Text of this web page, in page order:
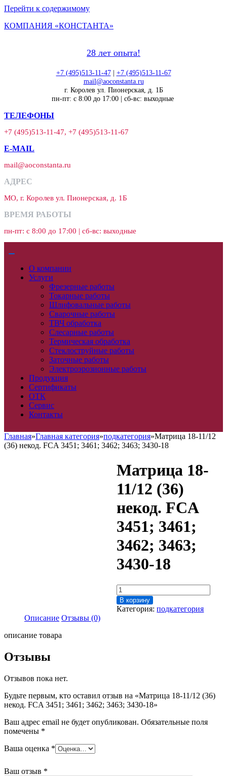
Перейти к содержимому
КОМПАНИЯ «КОНСТАНТА»
28 лет опыта!
+7 (495)513-11-47| +7 (495)513-11-67
mail@aoconstanta.ru
г. Королев ул. Пионерская, д. 1Б
пн-пт: с 8:00 до 17:00 | сб-вс: выходные
ТЕЛЕФОНЫ
+7 (495)513-11-47, +7 (495)513-11-67
E-MAIL
mail@aoconstanta.ru
АДРЕС
МО, г. Королев ул. Пионерская, д. 1Б
ВРЕМЯ РАБОТЫ
пн-пт: с 8:00 до 17:00 | сб-вс: выходные
О компании
Услуги
Фрезерные работы
Токарные работы
Шлифовальные работы
Сварочные работы
ТВЧ обработка
Слесарные работы
Термическая обработка
Стеклоструйные работы
Заточные работы
Электроэрозионные работы
Продукция
Сертификаты
ОТК
Сервис
Контакты
Главная»Главная категория»подкатегория»Матрица 18-11/12
(36) некод. FCA 3451; 3461; 3462; 3463; 3430-18
Матрица 18-
11/12 (36)
некод. FCA
3451; 3461;
3462; 3463;
3430-18
Количество
товара
Матрица
3430-
18
В корзину
Категория:подкатегория
Описание Отзывы (0)
описание товара
Отзывы
Отзывов пока нет.
Будьте первым, кто оставил отзыв на «Матрица 18-11/12 (36)
некод. FCA 3451; 3461; 3462; 3463; 3430-18»
Ваш адрес email не будет опубликован. Обязательные поля
помечены *
Ваша оценка *
Ваш отзыв *